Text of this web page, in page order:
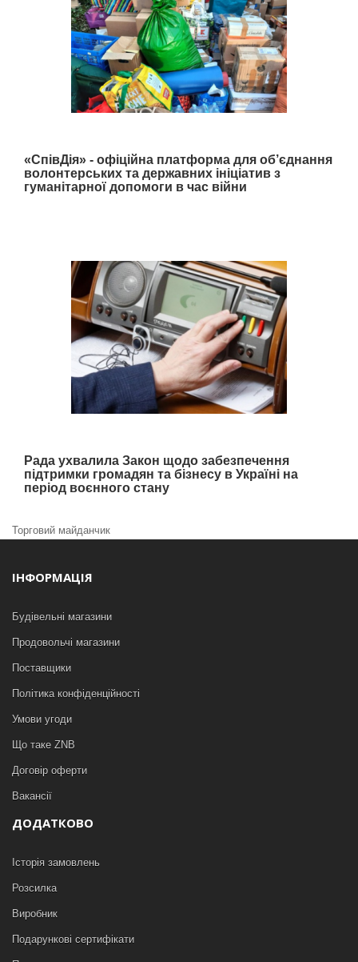
«СпівДія» - офіційна платформа для об’єднання
волонтерських та державних ініціатив з
гуманітарної допомоги в час війни
Рада ухвалила Закон щодо забезпечення
підтримки громадян та бізнесу в Україні на
період воєнного стану
Торговий майданчик
ІНФОРМАЦІЯ
Будівельні магазини
Продовольчі магазини
Поставщики
Політика конфіденційності
Умови угоди
Що таке ZNB
Договір оферти
Вакансії
ДОДАТКОВО
Історія замовлень
Розсилка
Виробник
Подарункові сертифікати